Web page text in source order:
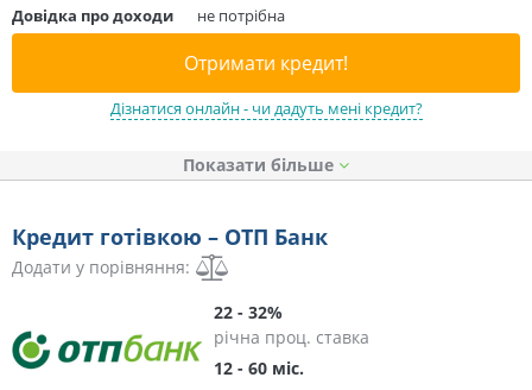
Довідка про доходи
не потрібна
Отримати кредит!
Дізнатися онлайн - чи дадуть мені кредит?
Показати
Кредит готівкою – ОТП Банк
Додати у порівняння:
22 - 32%
річна проц. ставка
12 - 60 міс.